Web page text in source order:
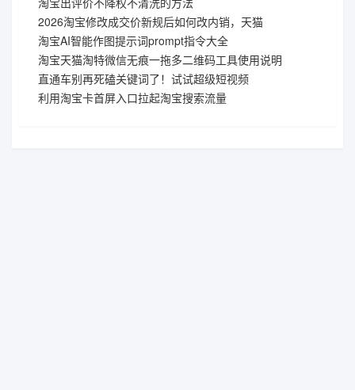
2026淘宝修改成交价新规后如何改内销，天猫
淘宝AI智能作图提示词prompt指令大全
淘宝天猫淘特微信无痕一拖多二维码工具使用说明
直通车别再死磕关键词了！试试超级短视频
利用淘宝卡首屏入口拉起淘宝搜索流量